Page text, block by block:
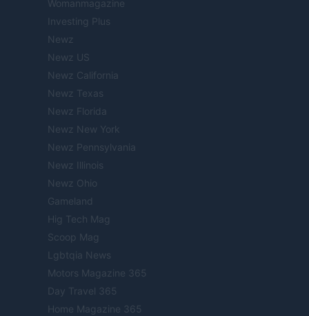
Womanmagazine
Investing Plus
Newz
Newz US
Newz California
Newz Texas
Newz Florida
Newz New York
Newz Pennsylvania
Newz Illinois
Newz Ohio
Gameland
Hig Tech Mag
Scoop Mag
Lgbtqia News
Motors Magazine 365
Day Travel 365
Home Magazine 365